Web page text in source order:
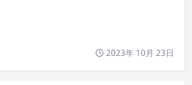
2023年 10月 23日